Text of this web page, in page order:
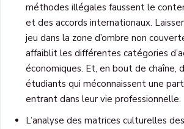
méthodes illégales faussent le
et des accords internationaux.
jeu dans la zone d’ombre non
affaiblit les différentes catégories
économiques. Et, en bout de chaîne,
étudiants qui méconnaissent une
entrant dans leur vie professionnelle.
L’analyse des matrices culturelles